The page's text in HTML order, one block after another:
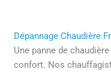
Dépannage Chaudière
Une panne de
confort. Nos